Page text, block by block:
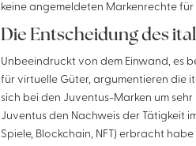
keine angemeldeten Markenrechte
Die Entscheidung des
Unbeeindruckt von dem Einwand, es
für virtuelle Güter, argumentieren die
sich bei den Juventus-Marken um
Juventus den Nachweis der Tätigkeit
Spiele, Blockchain, NFT) erbracht